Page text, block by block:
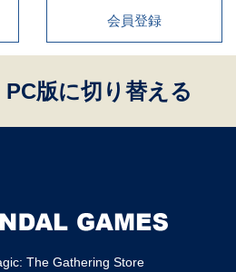
会員登録
版に切り替える
The Gathering Store